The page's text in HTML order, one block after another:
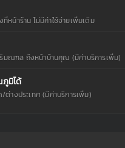
น้าร้าน ไม่มีค่าใช้จ่ายเพิ่มเติม
มณฑล ถึงหน้าบ้านคุณ (มีค่าบริการเพิ่ม)
มิได้
างประเทศ (มีค่าบริการเพิ่ม)